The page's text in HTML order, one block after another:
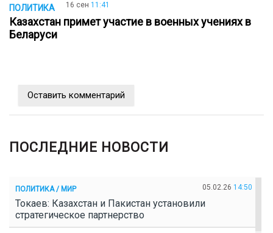
ПОЛИТИКА 16 сен 11:41
Казахстан примет участие в военных учениях в
Беларуси
Оставить комментарий
ПОСЛЕДНИЕ НОВОСТИ
ПОЛИТИКА / МИР 05.02.26 14:50
Токаев: Казахстан и Пакистан установили
стратегическое партнерство